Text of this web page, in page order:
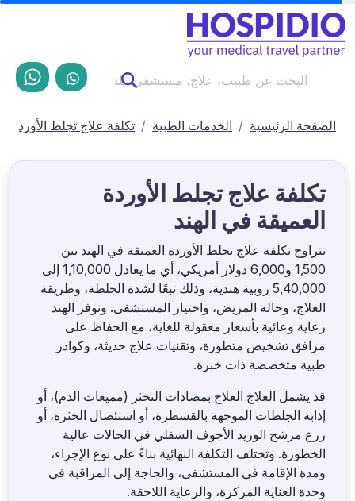
الصفحة الرئيسية الخدمات الطبية تكلفة علاج تجلط الأوردة
تكلفة علاج تجلط الأوردة
العميقة في الهند
تتراوح تكلفة علاج تجلط الأوردة العميقة في الهند بين
1,500 و6,000 دولار أمريكي، أي ما يعادل 1,10,000 إلى
5,40,000 روبية هندية، وذلك تبعًا لشدة الجلطة، وطريقة
العلاج، وحالة المريض، واختيار المستشفى. وتوفر الهند
رعاية وعائية بأسعار معقولة للغاية، مع الحفاظ على
مرافق تشخيص متطورة، وتقنيات علاج حديثة، وكوادر
طبية متخصصة ذات خبرة.
قد يشمل العلاج العلاج بمضادات التخثر (مميعات الدم)، أو
إذابة الجلطات الموجهة بالقسطرة، أو استئصال الخثرة، أو
زرع مرشح الوريد الأجوف السفلي في الحالات عالية
الخطورة. وتختلف التكلفة النهائية بناءً على نوع الإجراء،
ومدة الإقامة في المستشفى، والحاجة إلى المراقبة في
وحدة العناية المركزة، والرعاية اللاحقة.